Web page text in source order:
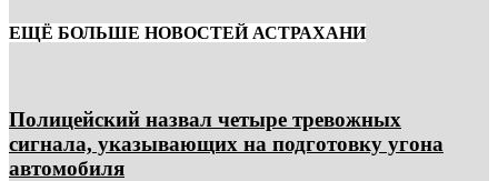
ЕЩЁ БОЛЬШЕ НОВОСТЕЙ АСТРАХАНИ
Полицейский назвал четыре тревожных
сигнала, указывающих на подготовку угона
автомобиля